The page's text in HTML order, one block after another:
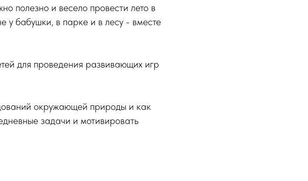
полезно и весело провести лето в
у бабушки, в парке и в лесу - вместе
для проведения развивающих игр
окружающей природы и как
задачи и мотивировать